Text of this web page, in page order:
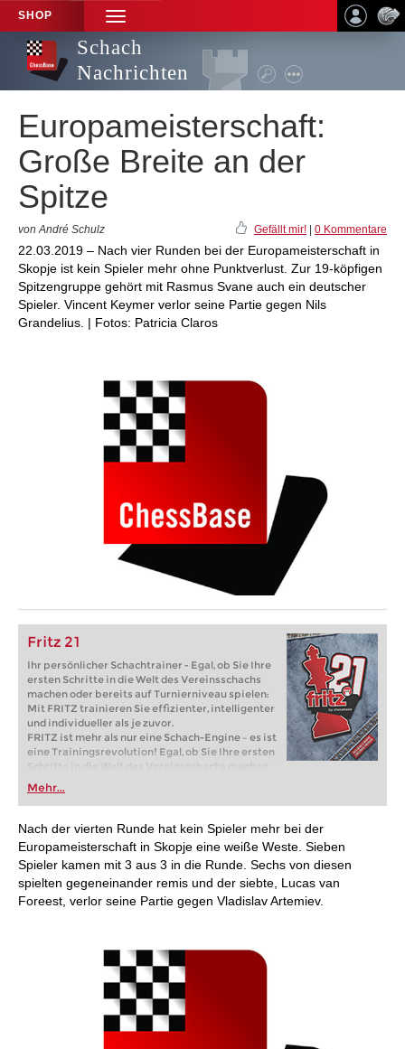
SHOP
TOGGLE
NAVIGATION
Schach
Nachrichten
Europameisterschaft:
Große Breite an der
Spitze
von André Schulz Gefällt mir! 0 Kommentare
22.03.2019 – Nach vier Runden bei der Europameisterschaft in
Skopje ist kein Spieler mehr ohne Punktverlust. Zur 19-köpfigen
Spitzengruppe gehört mit Rasmus Svane auch ein deutscher
Spieler. Vincent Keymer verlor seine Partie gegen Nils
Grandelius. | Fotos: Patricia Claros
Fritz 21
Ihr persönlicher Schachtrainer - Egal, ob Sie Ihre
ersten Schritte in die Welt des Vereinsschachs
machen oder bereits auf Turnierniveau spielen:
Mit FRITZ trainieren Sie effizienter, intelligenter
und individueller als je zuvor.
FRITZ ist mehr als nur eine Schach-Engine – es ist
eine Trainingsrevolution! Egal, ob Sie Ihre ersten
Schritte in die Welt des Vereinsschachs machen
oder bereits auf Turnierniveau spielen: Mit
FRITZ trainieren Sie effizienter, intelligenter und
individueller als je zuvor.
Mehr...
Nach der vierten Runde hat kein Spieler mehr bei der
Europameisterschaft in Skopje eine weiße Weste. Sieben
Spieler kamen mit 3 aus 3 in die Runde. Sechs von diesen
spielten gegeneinander remis und der siebte, Lucas van
Foreest, verlor seine Partie gegen Vladislav Artemiev.